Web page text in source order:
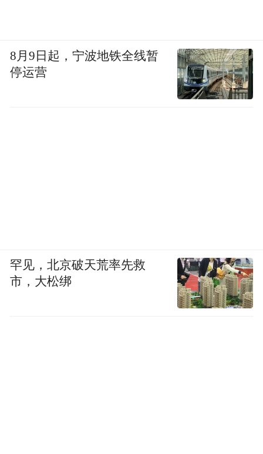
8月9日起，宁波地铁全线暂
停运营
罕见，北京破天荒率先救
市，大松绑